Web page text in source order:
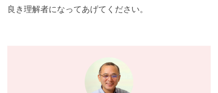
良き理解者になってあげてください。